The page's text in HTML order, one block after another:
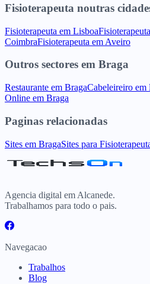
Fisioterapeuta noutras
Fisioterapeuta em LisboaFisioterapeuta
CoimbraFisioterapeuta em Aveiro
Outros sectores em Braga
Restaurante em BragaCabeleireiro em
Online em Braga
Paginas relacionadas
Sites em BragaSites para
Agencia digital em Alcanede.
Trabalhamos para todo o pais.
Navegacao
Trabalhos
Blog